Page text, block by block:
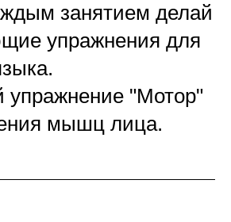
занятием делай
упражнения для
упражнение "Мотор"
мышц лица.